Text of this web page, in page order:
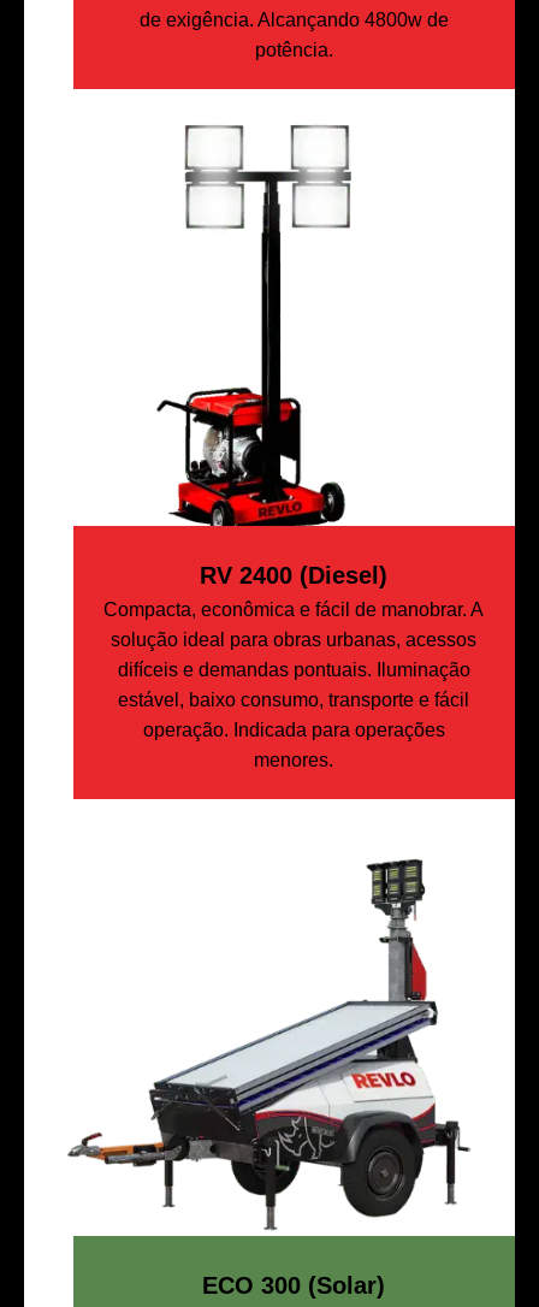
de exigência. Alcançando 4800w de
potência.
RV 2400 (Diesel)
Compacta, econômica e fácil de manobrar. A
solução ideal para obras urbanas, acessos
difíceis e demandas pontuais. Iluminação
estável, baixo consumo, transporte e fácil
operação. Indicada para operações
menores.
ECO 300 (Solar)